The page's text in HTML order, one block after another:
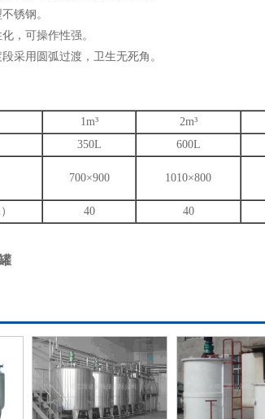
锈钢。
可操作性强。
用圆弧过渡，卫生无死角。
1m³ 2m³
350L 600L
700×900 1010×800
40 40